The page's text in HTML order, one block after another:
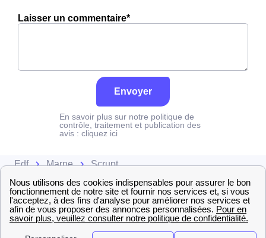
Laisser un commentaire*
Envoyer
En savoir plus sur notre politique de
contrôle, traitement et publication des
avis : cliquez ici
Edf Marne Scrupt